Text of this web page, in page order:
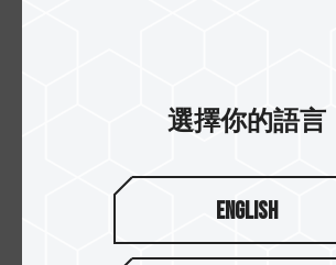
選擇你的語言
English